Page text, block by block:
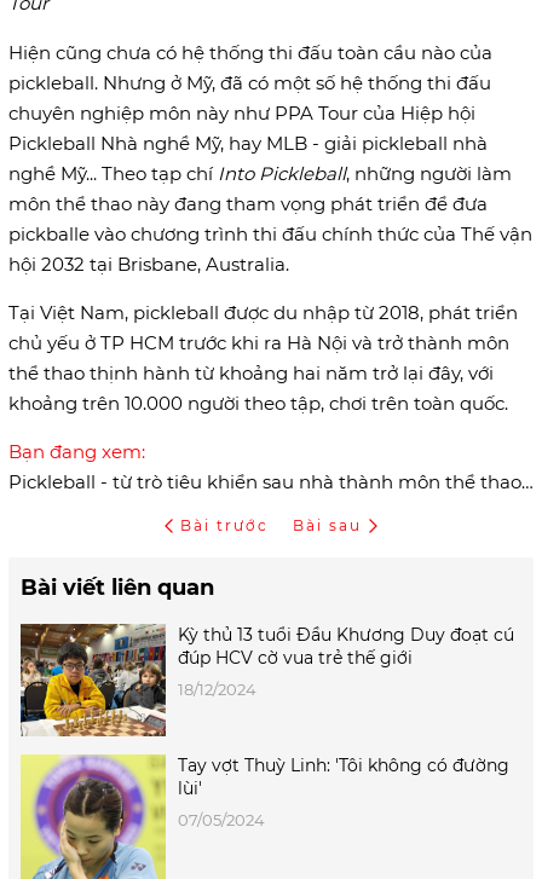
Hiện cũng chưa có hệ thống thi đấu toàn cầu nào của
pickleball. Nhưng ở Mỹ, đã có một số hệ thống thi đấu
chuyên nghiệp môn này như PPA Tour của Hiệp hội
Pickleball Nhà nghề Mỹ, hay MLB - giải pickleball nhà
nghề Mỹ... Theo tạp chí Into Pickleball, những người làm
môn thể thao này đang tham vọng phát triển để đưa
pickballe vào chương trình thi đấu chính thức của Thế vận
hội 2032 tại Brisbane, Australia.
Tại Việt Nam, pickleball được du nhập từ 2018, phát triển
chủ yếu ở TP HCM trước khi ra Hà Nội và trở thành môn
thể thao thịnh hành từ khoảng hai năm trở lại đây, với
khoảng trên 10.000 người theo tập, chơi trên toàn quốc.
Bạn đang xem:
Pickleball - từ trò tiêu khiển sau nhà thành môn thể thao gây sốt
Bài trước Bài sau
Bài viết liên quan
Kỳ thủ 13 tuổi Đầu Khương Duy đoạt cú
đúp HCV cờ vua trẻ thế giới
18/12/2024
Tay vợt Thuỳ Linh: 'Tôi không có đường
lùi'
07/05/2024